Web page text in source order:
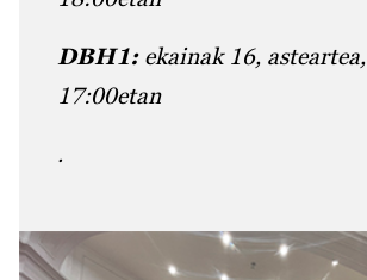
DBH1:ekainak 16, asteartea,
17:00etan
.